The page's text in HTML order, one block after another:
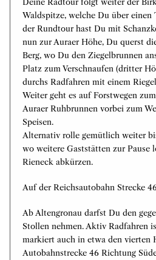
Deine Radtour folgt weiter der
Waldspitze, welche Du über
der Rundtour hast Du mit
nun zur Auraer Höhe, Du querst
Berg, wo Du den Ziegelbrunnen
Platz zum Verschnaufen (dritter
durchs Radfahren mit einem
Weiter geht es auf Forstwegen
Auraer Ruhbrunnen vorbei zum
Speisen.
Alternativ rolle gemütlich weiter
wo weitere Gaststätten zur Pause
Rieneck abkürzen.
Auf der Reichsautobahn Strecke
Ab Altengronau darfst Du den
Stollen nehmen. Aktiv Radfahren
markiert auch in etwa den vierten
Autobahnstrecke 46 Richtung